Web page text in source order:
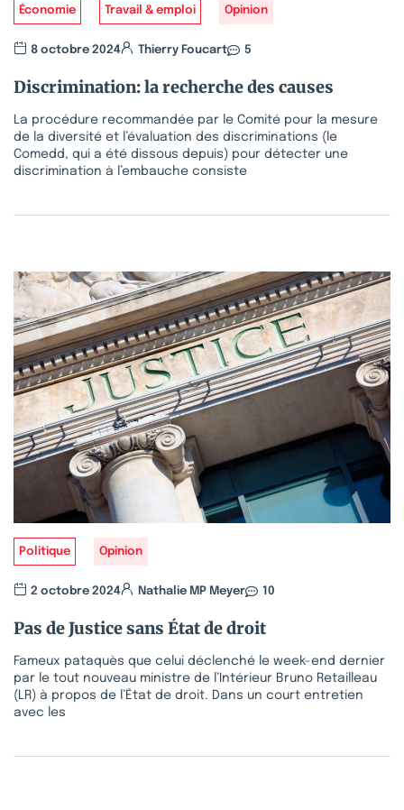
Économie Travail & emploi Opinion
8 octobre 2024 Thierry Foucart 5
Discrimination: la recherche des causes
La procédure recommandée par le Comité pour la mesure
de la diversité et l’évaluation des discriminations (le
Comedd, qui a été dissous depuis) pour détecter une
discrimination à l’embauche consiste
Politique Opinion
2 octobre 2024 Nathalie MP Meyer 10
Pas de Justice sans État de droit
Fameux pataquès que celui déclenché le week-end dernier
par le tout nouveau ministre de l’Intérieur Bruno Retailleau
(LR) à propos de l’État de droit. Dans un court entretien
avec les